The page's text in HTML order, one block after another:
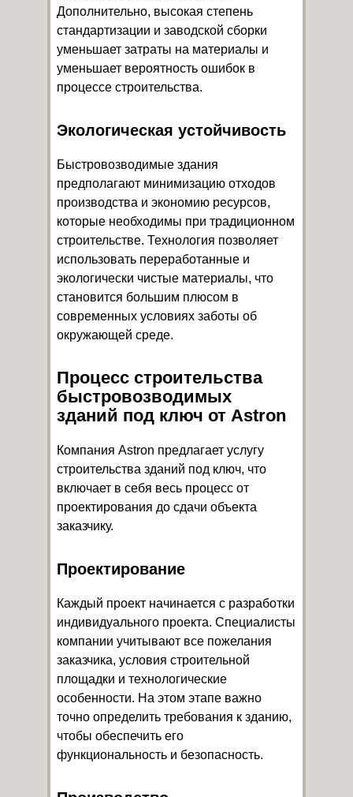
Дополнительно, высокая степень
стандартизации и заводской сборки
уменьшает затраты на материалы и
уменьшает вероятность ошибок в
процессе строительства.
Экологическая устойчивость
Быстровозводимые здания
предполагают минимизацию отходов
производства и экономию ресурсов,
которые необходимы при традиционном
строительстве. Технология позволяет
использовать переработанные и
экологически чистые материалы, что
становится большим плюсом в
современных условиях заботы об
окружающей среде.
Процесс строительства
быстровозводимых
зданий под ключ от Astron
Компания Astron предлагает услугу
строительства зданий под ключ, что
включает в себя весь процесс от
проектирования до сдачи объекта
заказчику.
Проектирование
Каждый проект начинается с разработки
индивидуального проекта. Специалисты
компании учитывают все пожелания
заказчика, условия строительной
площадки и технологические
особенности. На этом этапе важно
точно определить требования к зданию,
чтобы обеспечить его
функциональность и безопасность.